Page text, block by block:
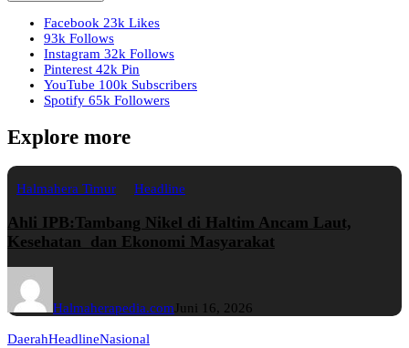
Facebook 23k Likes
93k Follows
Instagram 32k Follows
Pinterest 42k Pin
YouTube 100k Subscribers
Spotify 65k Followers
Explore more
Halmahera Timur Headline
Ahli IPB:Tambang Nikel di Haltim Ancam Laut,
Kesehatan dan Ekonomi Masyarakat
Halmaherapedia.comJuni 16, 2026
DaerahHeadlineNasional